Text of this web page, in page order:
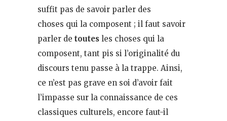
suffit pas de savoir parler des
choses qui la composent ; il faut savoir
parler de toutes les choses qui la
composent, tant pis si l’originalité du
discours tenu passe à la trappe. Ainsi,
ce n’est pas grave en soi d’avoir fait
l’impasse sur la connaissance de ces
classiques culturels, encore faut-il